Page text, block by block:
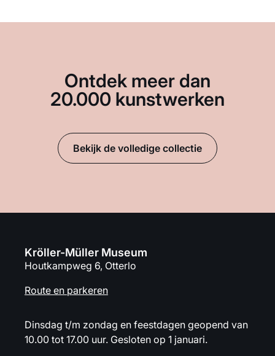
Ontdek meer dan
20.000 kunstwerken
Bekijk de volledige collectie
Kröller-Müller Museum
Houtkampweg 6, Otterlo
Route en parkeren
Dinsdag t/m zondag en feestdagen geopend van
10.00 tot 17.00 uur. Gesloten op 1 januari.